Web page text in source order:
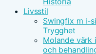
Livsstil
Swingfix m i-
Trygghet
Molande värk
och